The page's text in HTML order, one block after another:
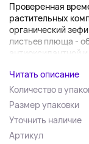
Проверенная
растительных
органический
листьев плюща -
антиоксидантной
Читать описание
Количество в
Размер упаковки
Уточнить наличие
Артикул